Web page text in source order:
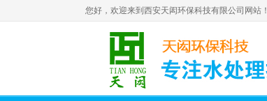
您好，欢迎来到西安天闳环保科技有限公司网站！